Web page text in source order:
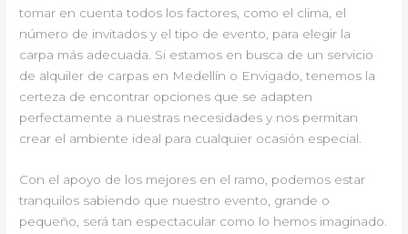
tomar en cuenta todos los factores, como el clima, el
número de invitados y el tipo de evento, para elegir la
carpa más adecuada. Si estamos en busca de un servicio
de alquiler de carpas en Medellín o Envigado, tenemos la
certeza de encontrar opciones que se adapten
perfectamente a nuestras necesidades y nos permitan
crear el ambiente ideal para cualquier ocasión especial.
Con el apoyo de los mejores en el ramo, podemos estar
tranquilos sabiendo que nuestro evento, grande o
pequeño, será tan espectacular como lo hemos imaginado.